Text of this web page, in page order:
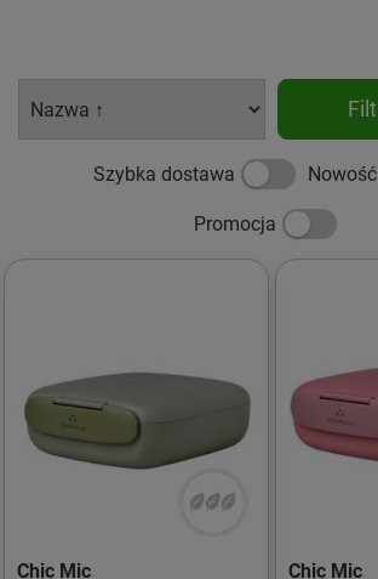
Szybka dostawa Nowość
Promocja
Chic Mic Chic Mic